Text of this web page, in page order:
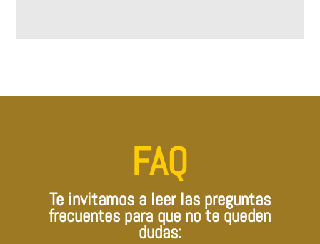
FAQ
Te invitamos a leer las preguntas
frecuentes para que no te queden
dudas: